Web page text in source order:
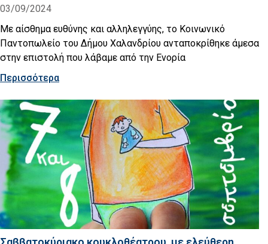
03/09/2024
Με αίσθημα ευθύνης και αλληλεγγύης, το Κοινωνικό
Παντοπωλείο του Δήμου Χαλανδρίου ανταποκρίθηκε άμεσα
στην επιστολή που λάβαμε από την Ενορία
Περισσότερα